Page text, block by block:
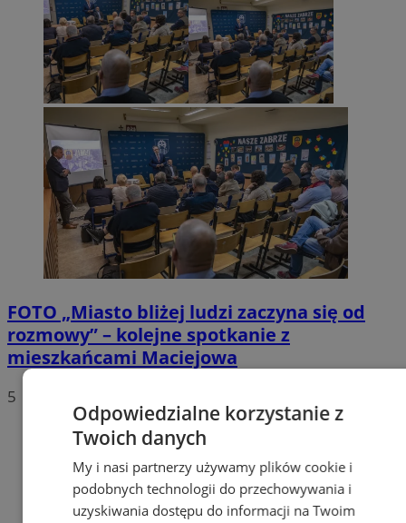
FOTO „Miasto bliżej ludzi zaczyna się od
rozmowy” – kolejne spotkanie z
mieszkańcami Maciejowa
5
Odpowiedzialne korzystanie z
Twoich danych
My i nasi partnerzy używamy plików cookie i
podobnych technologii do przechowywania i
uzyskiwania dostępu do informacji na Twoim